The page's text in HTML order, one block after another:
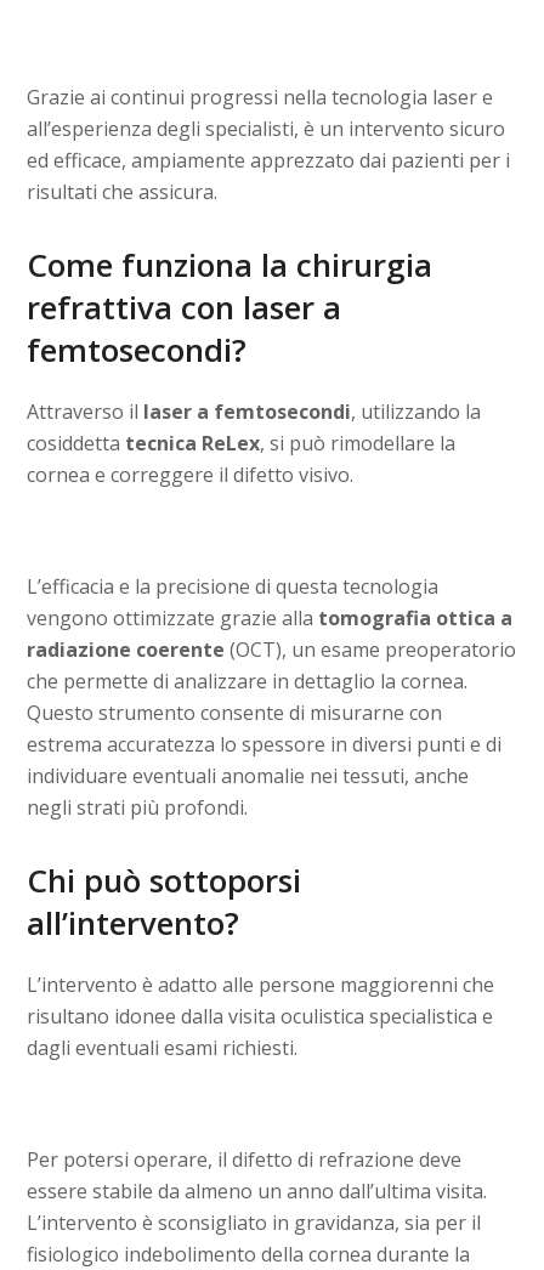
Grazie ai continui progressi nella tecnologia laser e
all’esperienza degli specialisti, è un intervento sicuro
ed efficace, ampiamente apprezzato dai pazienti per i
risultati che assicura.
Come funziona la chirurgia
refrattiva con laser a
femtosecondi?
Attraverso il laser a femtosecondi, utilizzando la
cosiddetta tecnica ReLex, si può rimodellare la
cornea e correggere il difetto visivo.
L’efficacia e la precisione di questa tecnologia
vengono ottimizzate grazie alla tomografia ottica a
radiazione coerente (OCT), un esame preoperatorio
che permette di analizzare in dettaglio la cornea.
Questo strumento consente di misurarne con
estrema accuratezza lo spessore in diversi punti e di
individuare eventuali anomalie nei tessuti, anche
negli strati più profondi.
Chi può sottoporsi
all’intervento?
L’intervento è adatto alle persone maggiorenni che
risultano idonee dalla visita oculistica specialistica e
dagli eventuali esami richiesti.
Per potersi operare, il difetto di refrazione deve
essere stabile da almeno un anno dall’ultima visita.
L’intervento è sconsigliato in gravidanza, sia per il
fisiologico indebolimento della cornea durante la